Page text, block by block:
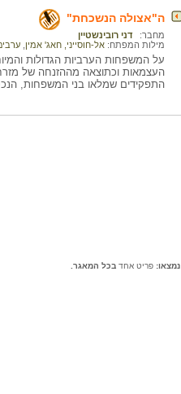
ה"אצולה הנשכחת"
מחבר:
דני רובינשטיין
מילות המפתח: אל-חוסייני, חאג' אמין
על המשפחות הערביות הגדולות
העצמאות וכתוצאה מההזנחה של
התפקידים שמלאו בני המשפחות,
נמצאו: פריט אחד בכל המאגר.